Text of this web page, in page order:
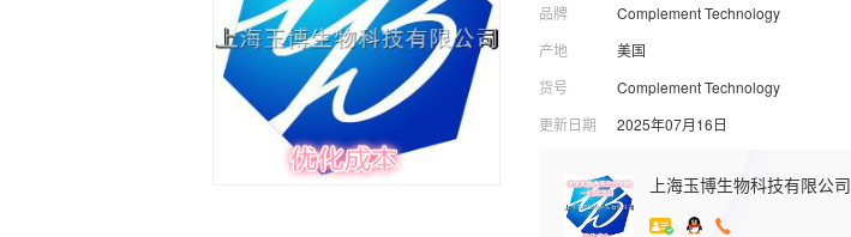
品牌
Complement Technology
产地
美国
货号
Complement Technology
更新日期
2025年07月16日
上海玉博生物科技有限公司